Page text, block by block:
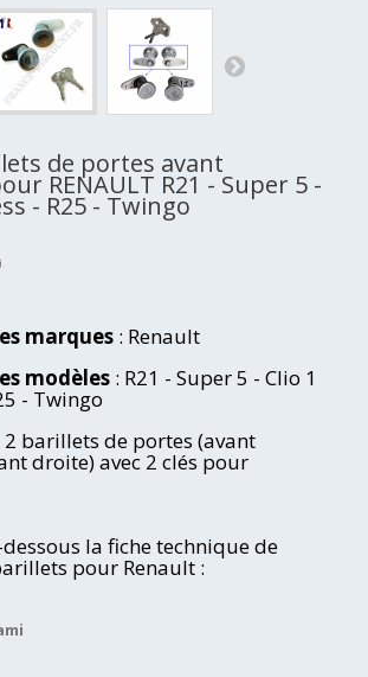
de portes avant
RENAULT R21 - Super 5 -
- R25 - Twingo
marques : Renault
modèles : R21 - Super 5 - Clio 1
- Twingo
2 barillets de portes (avant
droite) avec 2 clés pour
la fiche technique de
pour Renault :